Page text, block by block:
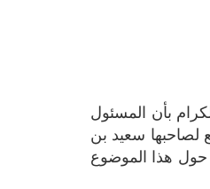
بأن المسئول
لصاحبها سعيد بن
حول هذا الموضوع